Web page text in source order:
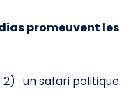
promeuvent les